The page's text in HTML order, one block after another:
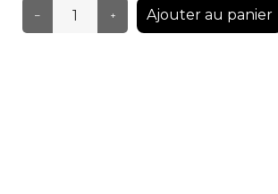
– + Ajouter au panier